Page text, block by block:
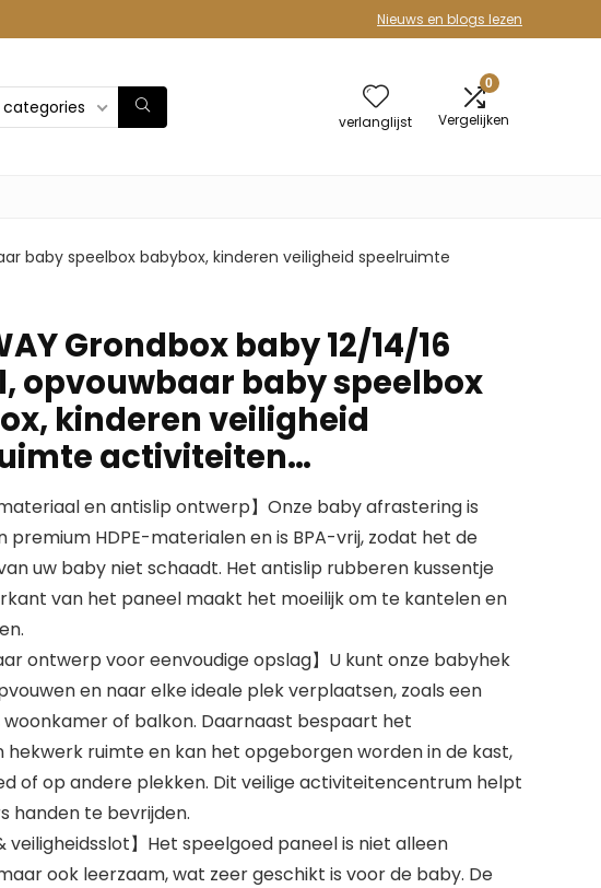
Nieuws en blogs lezen
categories
verlanglijst
0
Vergelijken
baby speelbox babybox, kinderen veiligheid speelruimte
Grondbox baby 12/14/16
opvouwbaar baby speelbox
kinderen veiligheid
activiteiten…
materiaal en antislip ontwerp】Onze baby afrastering is
premium HDPE-materialen en is BPA-vrij, zodat het de
uw baby niet schaadt. Het antislip rubberen kussentje
van het paneel maakt het moeilijk om te kantelen en
ontwerp voor eenvoudige opslag】U kunt onze babyhek
en naar elke ideale plek verplaatsen, zoals een
of balkon. Daarnaast bespaart het
hekwerk ruimte en kan het opgeborgen worden in de kast,
of op andere plekken. Dit veilige activiteitencentrum helpt
handen te bevrijden.
veiligheidsslot】Het speelgoed paneel is niet alleen
ook leerzaam, wat zeer geschikt is voor de baby. De